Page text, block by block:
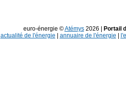
euro-énergie ©Atémys2026 |
Portail
actualité de l'énergie
annuaire de l'énergie